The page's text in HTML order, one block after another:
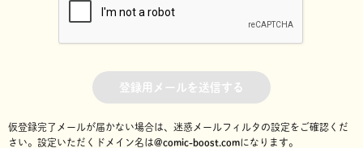
登録用メールを送信する
仮登録完了メールが届かない場合は、迷惑メールフィルタの設定をご確認くだ
さい。 設定いただくドメイン名は@comic-boost.comになります。